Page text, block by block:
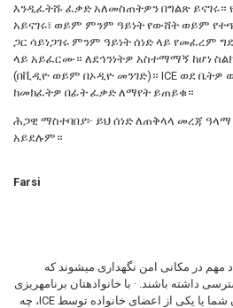
እንዲፈትሹ ፈቃድ አለመስጠትዎን በግልጽ
አይናገሩ፣ ወይም ምንም ዓይነት የውሸት ወይም
ጋር ሳይነጋገሩ ምንም ዓይነት ሰነድ ላይ የመፈረም
ላይ አይፈርሙ። ለደኅንነትዎ አስተማማኝ ከሆነ
(በቪዲዮ ወይም በኦዲዮ መንገድ)። ICE ወደ
ከመክፈትዎ በፊት ፈቃድ ለማየት ይጠይቁ።
ሕጋዊ ማስተባበያ፦ ይህ ሰነድ ለጠቅላላ መረጃ
አይደሉም።
Farsi
مهم در مکانی امن نگهداری میشوند که
داشته باشند. · با خانوادهتان برنامهریزی
کنید که در صورت بازداشت شدن شما یا یکی از اعضای خانواده توسط ICE، چه